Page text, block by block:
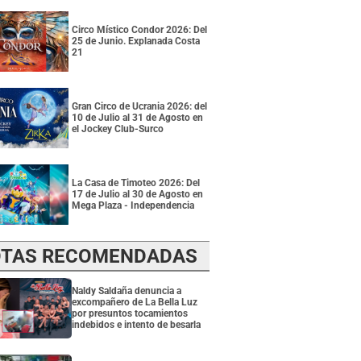
Circo Místico Condor 2026: Del
25 de Junio. Explanada Costa
21
Gran Circo de Ucrania 2026: del
10 de Julio al 31 de Agosto en
el Jockey Club-Surco
La Casa de Timoteo 2026: Del
17 de Julio al 30 de Agosto en
Mega Plaza - Independencia
RECOMENDADAS
Naldy Saldaña denuncia a
excompañero de La Bella Luz
por presuntos tocamientos
indebidos e intento de besarla